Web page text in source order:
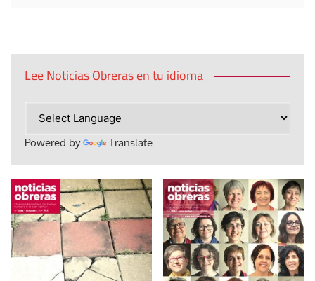
Lee Noticias Obreras en tu idioma
Powered by Translate